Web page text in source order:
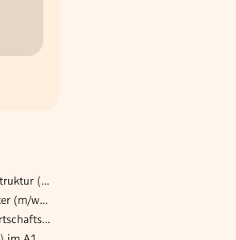
System Engineer – IT-Infrastruktur (w/m/d)
Sommerjob Buffetmitarbeiter (m/w/d) für die Opernfestspiele im Steinbruch in St. Margarethen für 30 Std./Woche
Senior Associate für die Wirtschaftsprüfung (m/w/d)